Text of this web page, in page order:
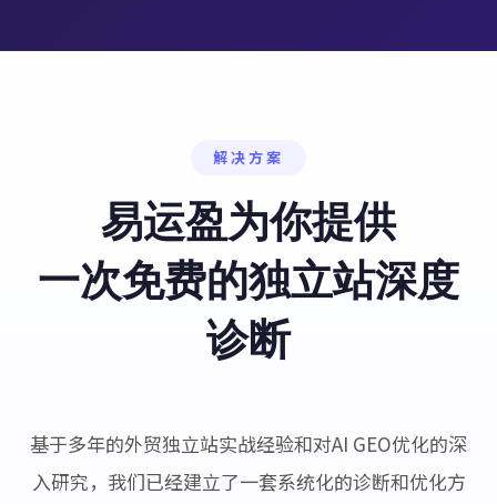
解决方案
易运盈为你提供
一次免费的独立站深度
诊断
基于多年的外贸独立站实战经验和对AI GEO优化的深
入研究，我们已经建立了一套系统化的诊断和优化方